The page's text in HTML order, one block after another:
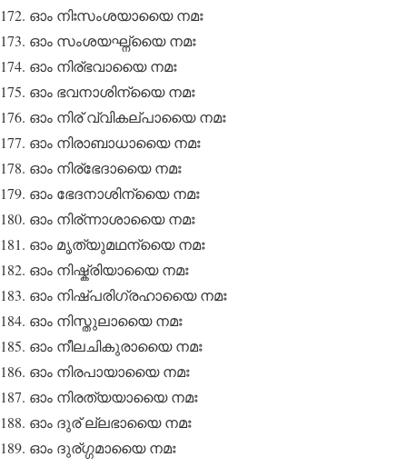
ഓം നിഃസംശയായൈ നമഃ
ഓം സംശയഘ്ന്യൈ നമഃ
ഓം നിര്ഭവായൈ നമഃ
ഓം ഭവനാശിന്യൈ നമഃ
ഓം നിര് വ്വികല്പായൈ നമഃ
ഓം നിരാബാധായൈ നമഃ
ഓം നിര്ഭേദായൈ നമഃ
ഓം ഭേദനാശിന്യൈ നമഃ
ഓം നിര്ന്നാശായൈ നമഃ
ഓം മൃത്യുമഥന്യൈ നമഃ
ഓം നിഷ്ക്രിയായൈ നമഃ
ഓം നിഷ്പരിഗ്രഹായൈ നമഃ
ഓം നിസ്തുലായൈ നമഃ
ഓം നീലചികുരായൈ നമഃ
ഓം നിരപായായൈ നമഃ
ഓം നിരത്യയായൈ നമഃ
ഓം ദുര് ല്ലഭായൈ നമഃ
ഓം ദുര്ഗ്ഗമായൈ നമഃ